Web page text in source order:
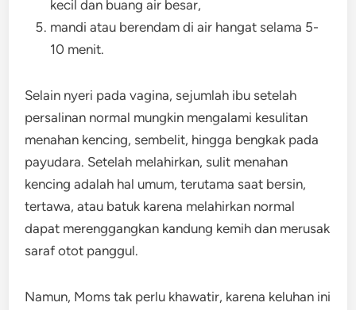
kecil dan buang air besar,
mandi atau berendam di air hangat selama 5-
10 menit.
Selain nyeri pada vagina, sejumlah ibu setelah
persalinan normal mungkin mengalami kesulitan
menahan kencing, sembelit, hingga bengkak pada
payudara. Setelah melahirkan, sulit menahan
kencing adalah hal umum, terutama saat bersin,
tertawa, atau batuk karena melahirkan normal
dapat merenggangkan kandung kemih dan merusak
saraf otot panggul.
Namun, Moms tak perlu khawatir, karena keluhan ini